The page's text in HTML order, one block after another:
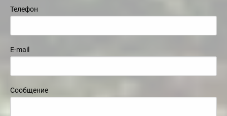
Телефон
E-mail
Сообщение